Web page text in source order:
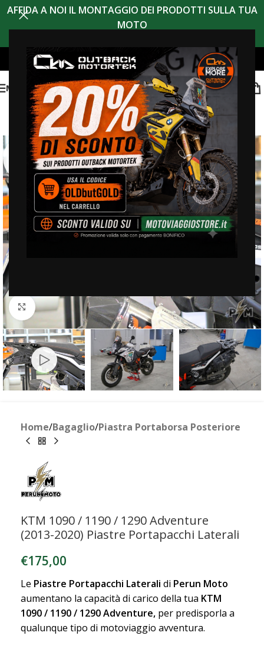
AFFIDA A NOI IL MONTAGGIO DEI PRODOTTI SULLA TUA
MOTO
MENU
Clicca per ingrandire
Home/Bagaglio/Piastra Portaborsa Posteriore
KTM 1090 / 1190 / 1290 Adventure
(2013-2020) Piastre Portapacchi Laterali
€175,00
Le Piastre Portapacchi Laterali di Perun Moto
aumentano la capacità di carico della tua KTM
1090 / 1190 / 1290 Adventure, per predisporla a
qualunque tipo di motoviaggio avventura.